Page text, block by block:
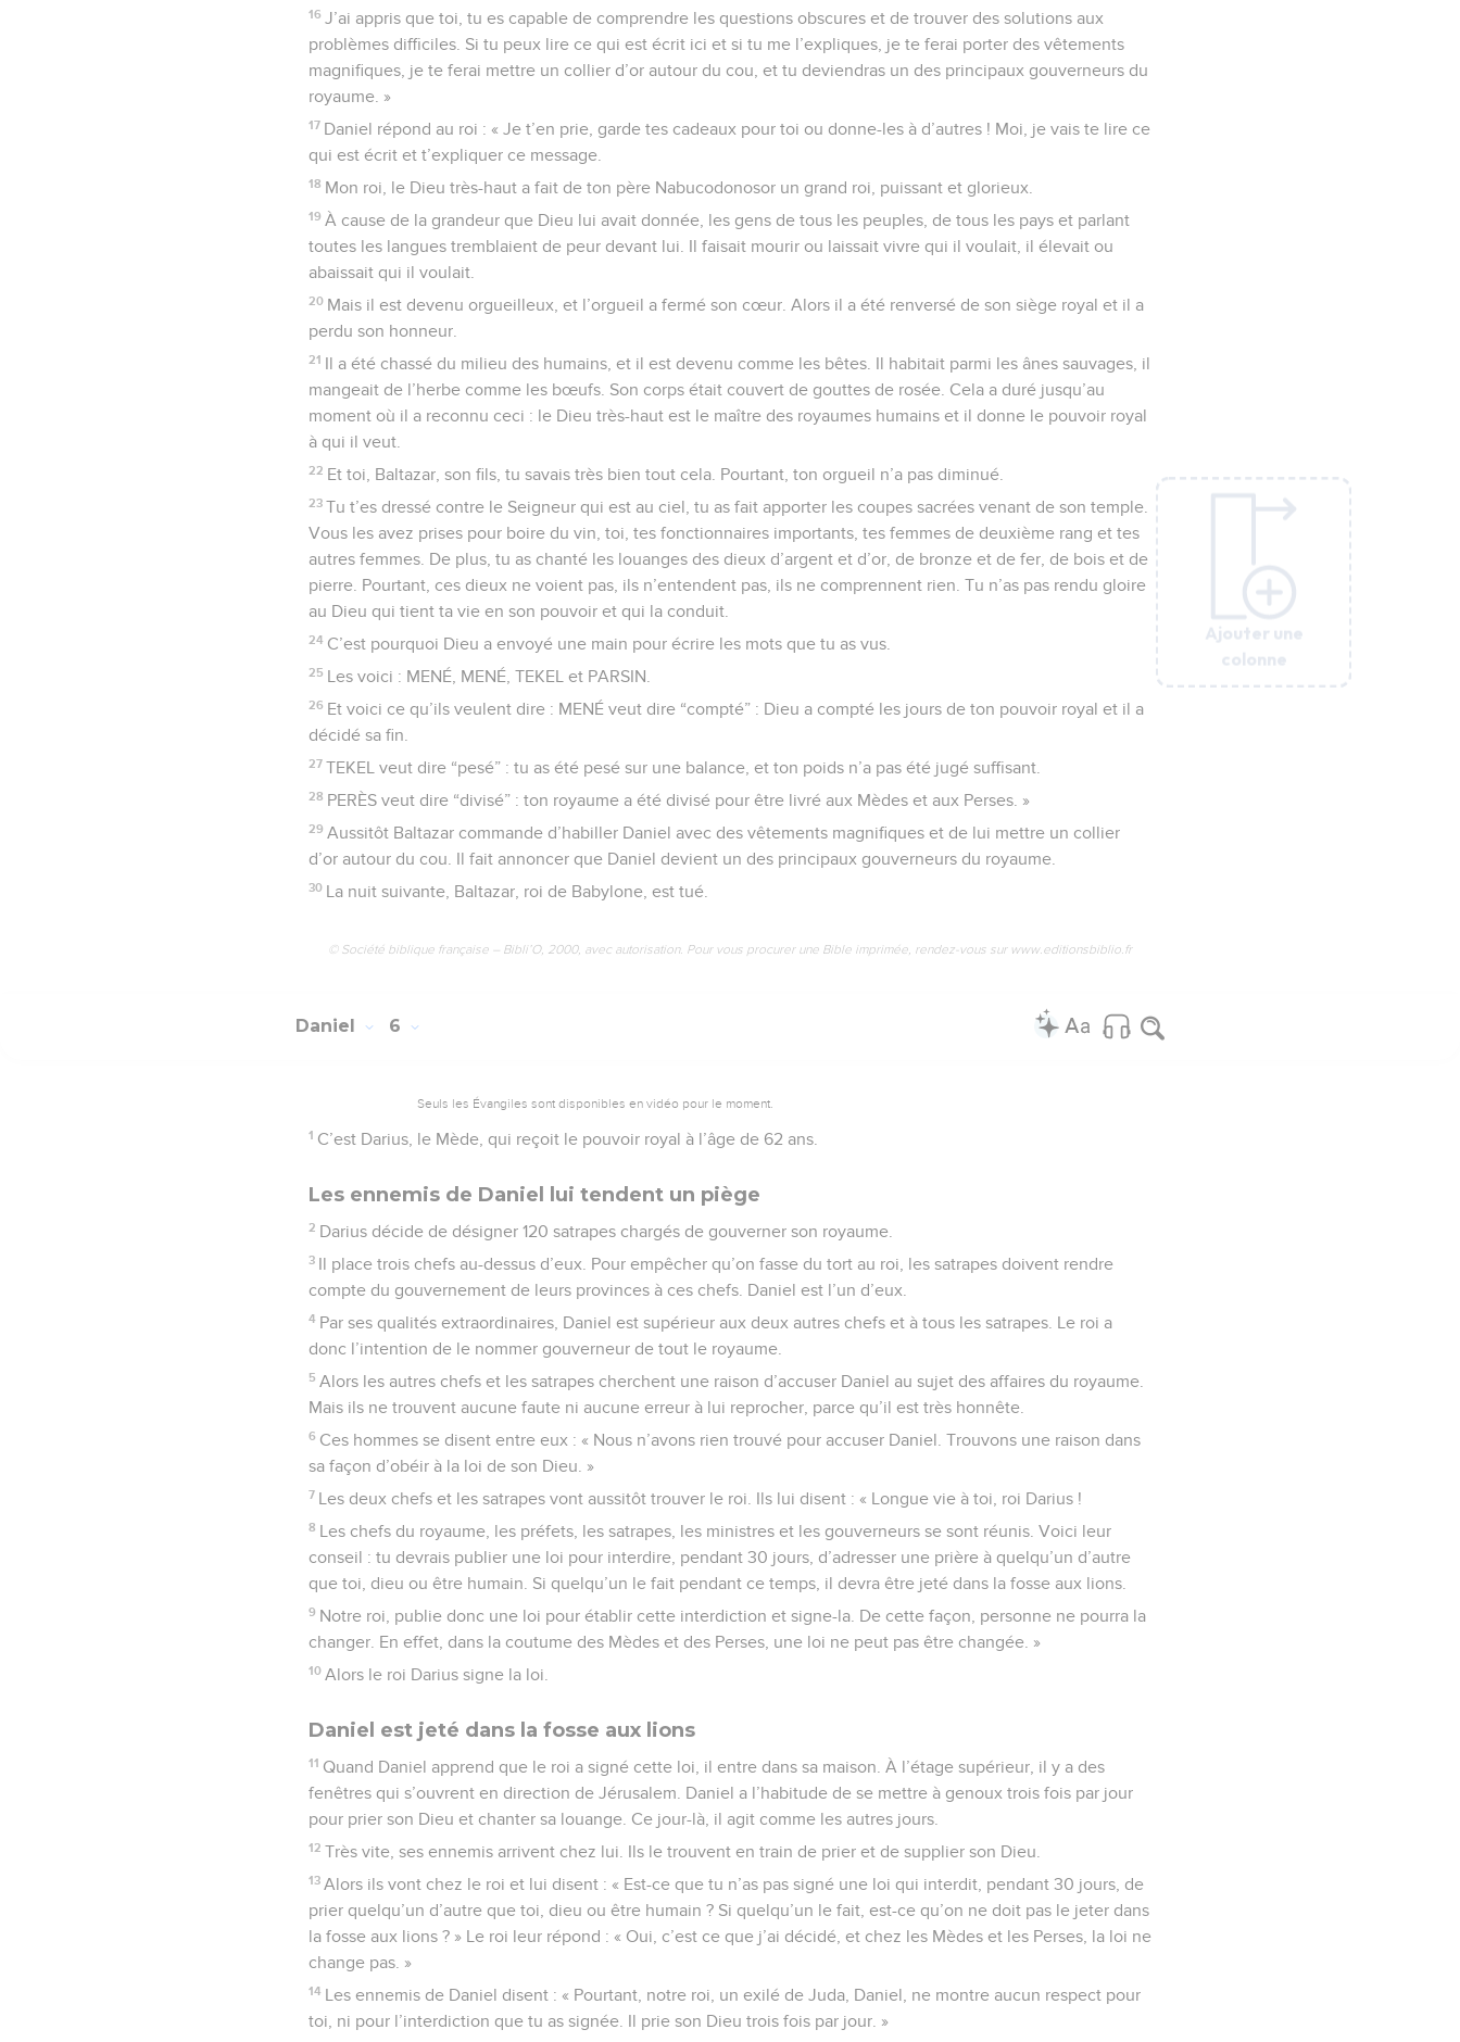
Ajouter une
colonne
16 J’ai appris que toi, tu es capable de comprendre les questions obscures et de trouver des solutions aux
problèmes difficiles. Si tu peux lire ce qui est écrit ici et si tu me l’expliques, je te ferai porter des vêtements
magnifiques, je te ferai mettre un collier d’or autour du cou, et tu deviendras un des principaux gouverneurs du
royaume. »
17 Daniel répond au roi : « Je t’en prie, garde tes cadeaux pour toi ou donne-les à d’autres ! Moi, je vais te lire ce
qui est écrit et t’expliquer ce message.
18 Mon roi, le Dieu très-haut a fait de ton père Nabucodonosor un grand roi, puissant et glorieux.
19 À cause de la grandeur que Dieu lui avait donnée, les gens de tous les peuples, de tous les pays et parlant
toutes les langues tremblaient de peur devant lui. Il faisait mourir ou laissait vivre qui il voulait, il élevait ou
abaissait qui il voulait.
20 Mais il est devenu orgueilleux, et l’orgueil a fermé son cœur. Alors il a été renversé de son siège royal et il a
perdu son honneur.
21 Il a été chassé du milieu des humains, et il est devenu comme les bêtes. Il habitait parmi les ânes sauvages, il
mangeait de l’herbe comme les bœufs. Son corps était couvert de gouttes de rosée. Cela a duré jusqu’au
moment où il a reconnu ceci : le Dieu très-haut est le maître des royaumes humains et il donne le pouvoir royal
à qui il veut.
22 Et toi, Baltazar, son fils, tu savais très bien tout cela. Pourtant, ton orgueil n’a pas diminué.
23 Tu t’es dressé contre le Seigneur qui est au ciel, tu as fait apporter les coupes sacrées venant de son temple.
Vous les avez prises pour boire du vin, toi, tes fonctionnaires importants, tes femmes de deuxième rang et tes
autres femmes. De plus, tu as chanté les louanges des dieux d’argent et d’or, de bronze et de fer, de bois et de
pierre. Pourtant, ces dieux ne voient pas, ils n’entendent pas, ils ne comprennent rien. Tu n’as pas rendu gloire
au Dieu qui tient ta vie en son pouvoir et qui la conduit.
24 C’est pourquoi Dieu a envoyé une main pour écrire les mots que tu as vus.
25 Les voici : MENÉ, MENÉ, TEKEL et PARSIN.
26 Et voici ce qu’ils veulent dire : MENÉ veut dire “compté” : Dieu a compté les jours de ton pouvoir royal et il a
décidé sa fin.
27 TEKEL veut dire “pesé” : tu as été pesé sur une balance, et ton poids n’a pas été jugé suffisant.
28 PERÈS veut dire “divisé” : ton royaume a été divisé pour être livré aux Mèdes et aux Perses. »
29 Aussitôt Baltazar commande d’habiller Daniel avec des vêtements magnifiques et de lui mettre un collier
d’or autour du cou. Il fait annoncer que Daniel devient un des principaux gouverneurs du royaume.
30 La nuit suivante, Baltazar, roi de Babylone, est tué.
© Société biblique française – Bibli’O, 2000, avec autorisation. Pour vous procurer une Bible imprimée, rendez-vous sur www.editionsbiblio.fr
Ajouter une
colonne
Daniel 6
Seuls les Évangiles sont disponibles en vidéo pour le moment.
1 C’est Darius, le Mède, qui reçoit le pouvoir royal à l’âge de 62 ans.
Les ennemis de Daniel lui tendent un piège
2 Darius décide de désigner 120 satrapes chargés de gouverner son royaume.
3 Il place trois chefs au-dessus d’eux. Pour empêcher qu’on fasse du tort au roi, les satrapes doivent rendre
compte du gouvernement de leurs provinces à ces chefs. Daniel est l’un d’eux.
4 Par ses qualités extraordinaires, Daniel est supérieur aux deux autres chefs et à tous les satrapes. Le roi a
donc l’intention de le nommer gouverneur de tout le royaume.
5 Alors les autres chefs et les satrapes cherchent une raison d’accuser Daniel au sujet des affaires du royaume.
Mais ils ne trouvent aucune faute ni aucune erreur à lui reprocher, parce qu’il est très honnête.
6 Ces hommes se disent entre eux : « Nous n’avons rien trouvé pour accuser Daniel. Trouvons une raison dans
sa façon d’obéir à la loi de son Dieu. »
7 Les deux chefs et les satrapes vont aussitôt trouver le roi. Ils lui disent : « Longue vie à toi, roi Darius !
8 Les chefs du royaume, les préfets, les satrapes, les ministres et les gouverneurs se sont réunis. Voici leur
conseil : tu devrais publier une loi pour interdire, pendant 30 jours, d’adresser une prière à quelqu’un d’autre
que toi, dieu ou être humain. Si quelqu’un le fait pendant ce temps, il devra être jeté dans la fosse aux lions.
9 Notre roi, publie donc une loi pour établir cette interdiction et signe-la. De cette façon, personne ne pourra la
changer. En effet, dans la coutume des Mèdes et des Perses, une loi ne peut pas être changée. »
10 Alors le roi Darius signe la loi.
Daniel est jeté dans la fosse aux lions
11 Quand Daniel apprend que le roi a signé cette loi, il entre dans sa maison. À l’étage supérieur, il y a des
fenêtres qui s’ouvrent en direction de Jérusalem. Daniel a l’habitude de se mettre à genoux trois fois par jour
pour prier son Dieu et chanter sa louange. Ce jour-là, il agit comme les autres jours.
12 Très vite, ses ennemis arrivent chez lui. Ils le trouvent en train de prier et de supplier son Dieu.
13 Alors ils vont chez le roi et lui disent : « Est-ce que tu n’as pas signé une loi qui interdit, pendant 30 jours, de
prier quelqu’un d’autre que toi, dieu ou être humain ? Si quelqu’un le fait, est-ce qu’on ne doit pas le jeter dans
la fosse aux lions ? » Le roi leur répond : « Oui, c’est ce que j’ai décidé, et chez les Mèdes et les Perses, la loi ne
change pas. »
14 Les ennemis de Daniel disent : « Pourtant, notre roi, un exilé de Juda, Daniel, ne montre aucun respect pour
toi, ni pour l’interdiction que tu as signée. Il prie son Dieu trois fois par jour. »
Ajouter une
colonne
Ajouter une
colonne
Ajouter une
colonne
Ajouter une
colonne